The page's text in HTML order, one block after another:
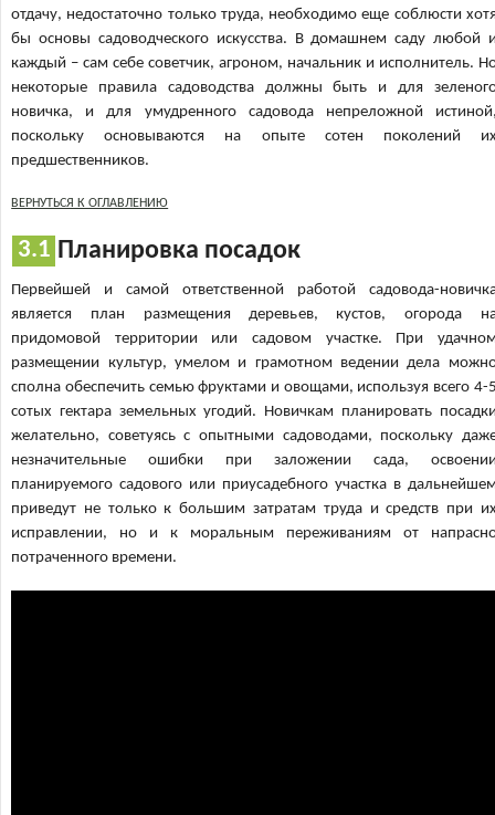
отдачу, недостаточно только труда, необходимо еще соблюсти
бы основы садоводческого искусства. В домашнем саду любой
каждый – сам себе советчик, агроном, начальник и исполнитель.
некоторые правила садоводства должны быть и для
новичка, и для умудренного садовода непреложной
поскольку основываются на опыте сотен поколений
предшественников.
ВЕРНУТЬСЯ К ОГЛАВЛЕНИЮ
Планировка посадок
Первейшей и самой ответственной работой садовода-
является план размещения деревьев, кустов, огорода
придомовой территории или садовом участке. При
размещении культур, умелом и грамотном ведении дела
сполна обеспечить семью фруктами и овощами, используя всего 4-
сотых гектара земельных угодий. Новичкам планировать
желательно, советуясь с опытными садоводами, поскольку
незначительные ошибки при заложении сада,
планируемого садового или приусадебного участка в
приведут не только к большим затратам труда и средств при
исправлении, но и к моральным переживаниям от
потраченного времени.